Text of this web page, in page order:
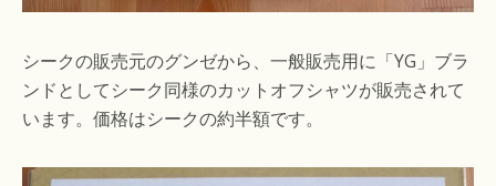
シークの販売元のグンゼから、一般販売用に「YG」ブラ
ンドとしてシーク同様のカットオフシャツが販売されて
います。価格はシークの約半額です。